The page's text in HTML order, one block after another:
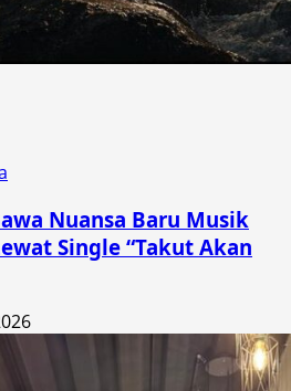
Nuansa Baru Musik
Single “Takut Akan